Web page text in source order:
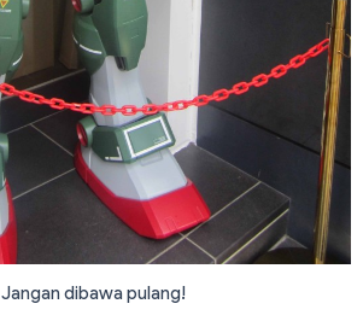
Jangan dibawa pulang!